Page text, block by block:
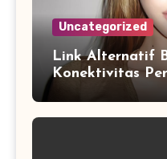
Uncategorized
Link Alternatif
Konektivitas
Sistem Akses